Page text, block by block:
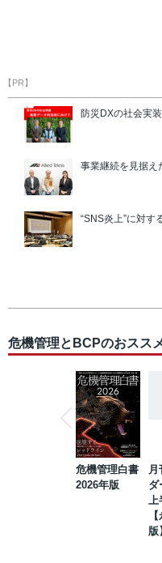
【PR】
防災DXの社会実
事業継続を見据え
“SNS炎上”に対す
危機管理とBCPのおスス
危機管理白書
2026年版
ダ
版